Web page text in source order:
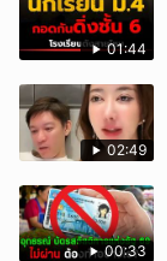
01:44
02:49
00:33